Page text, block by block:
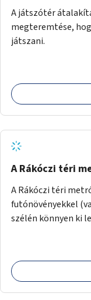
A játszótér
megteremtése,
játszani.
A Rákóczi téri
A Rákóczi téri
futónövényekkel
szélén könnyen ki